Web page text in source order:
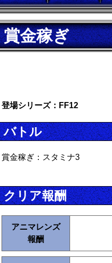
賞金稼ぎ
登場シリーズ：FF12
バトル
賞金稼ぎ：スタミナ3
クリア報酬
アニマレンズ
報酬